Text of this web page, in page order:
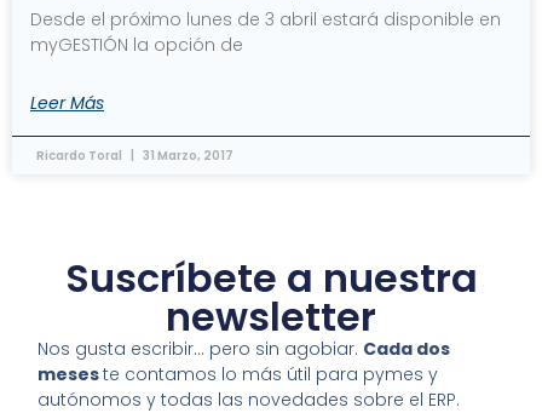
Desde el próximo lunes de 3 abril estará disponible en
myGESTIÓN la opción de
Leer Más
Ricardo Toral 31 Marzo, 2017
Suscríbete a nuestra
newsletter
Nos gusta escribir… pero sin agobiar. Cada dos
meseste contamos lo más útil para pymes y
autónomos y todas las novedades sobre el ERP.